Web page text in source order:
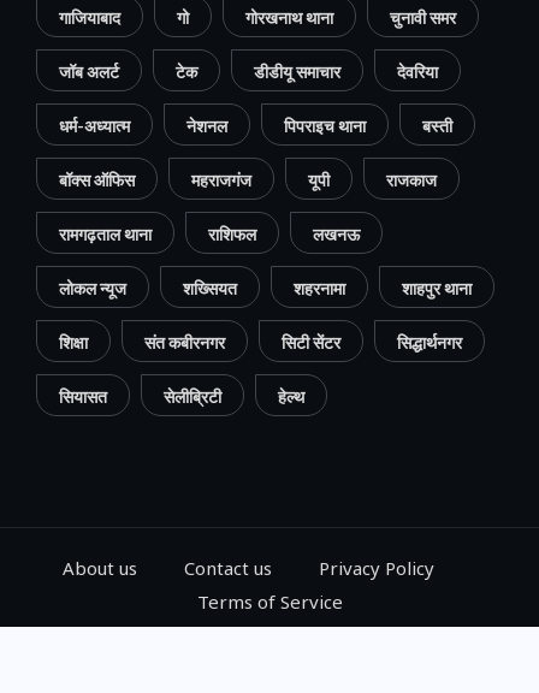
गाजियाबाद गो गोरखनाथ थाना चुनावी समर
जॉब अलर्ट टेक डीडीयू समाचार देवरिया
धर्म-अध्यात्म नेशनल पिपराइच थाना बस्ती
बॉक्स ऑफिस महराजगंज यूपी राजकाज
रामगढ़ताल थाना राशिफल लखनऊ
लोकल न्यूज शख्सियत शहरनामा शाहपुर थाना
शिक्षा संत कबीरनगर सिटी सेंटर सिद्धार्थनगर
सियासत सेलीब्रिटी हेल्थ
About us Contact us
Privacy Policy
Terms of Service